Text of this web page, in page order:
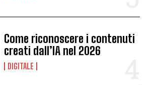
Come riconoscere i contenuti
creati dall’IA nel 2026
DIGITALE